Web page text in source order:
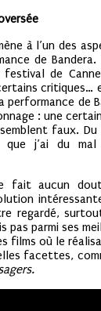
à l’un des
de
festival de
critiques…
performance de
: une
faux.
j’ai du mal
fait aucun
regardé,
pas parmi ses
films où le
facettes,